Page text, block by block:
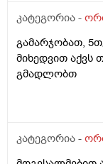
კატეგორია -
გამარჯობათ,
მიხედვით აქვს
გმადლობთ
კატეგორია -